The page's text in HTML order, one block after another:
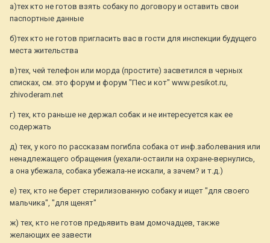
а)тех кто не готов взять собаку по договору и оставить свои
паспортные данные
б)тех кто не готов пригласить вас в гости для инспекции будущего
места жительства
в)тех, чей телефон или морда (простите) засветился в черных
списках, см. это форум и форум "Пес и кот" www.pesikot.ru,
zhivoderam.net
г) тех, кто раньше не держал собак и не интересуется как ее
содержать
д) тех, у кого по рассказам погибла собака от инф.заболевания или
ненадлежащего обращения (уехали-остаили на охране-вернулись,
а она убежала, собака убежала-не искали, а зачем? и т.д.)
е) тех, кто не берет стерилизованную собаку и ищет "для своего
мальчика", "для щенят"
ж) тех, кто не готов предьявить вам домочадцев, также
желающих ее завести